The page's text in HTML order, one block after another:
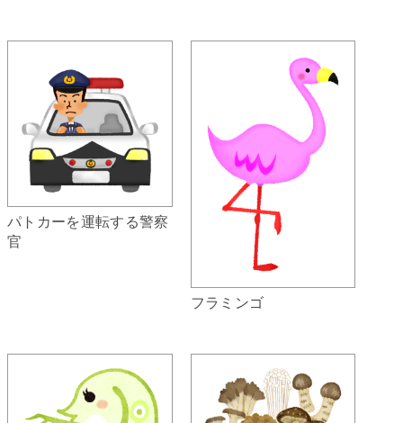
パトカーを運転する警察
官
フラミンゴ